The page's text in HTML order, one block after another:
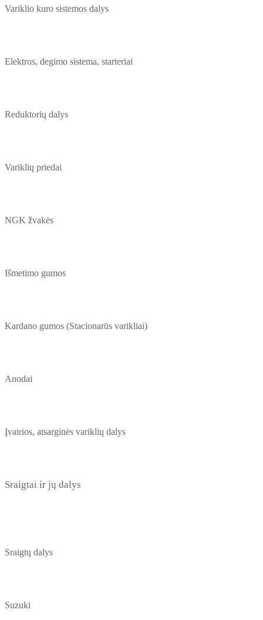
Variklio kuro sistemos dalys
Elektros, degimo sistema, starteriai
Reduktorių dalys
Variklių priedai
NGK žvakės
Išmetimo gumos
Kardano gumos (Stacionarūs varikliai)
Anodai
Įvairios, atsarginės variklių dalys
Sraigtai ir jų dalys
Sraigtų dalys
Suzuki